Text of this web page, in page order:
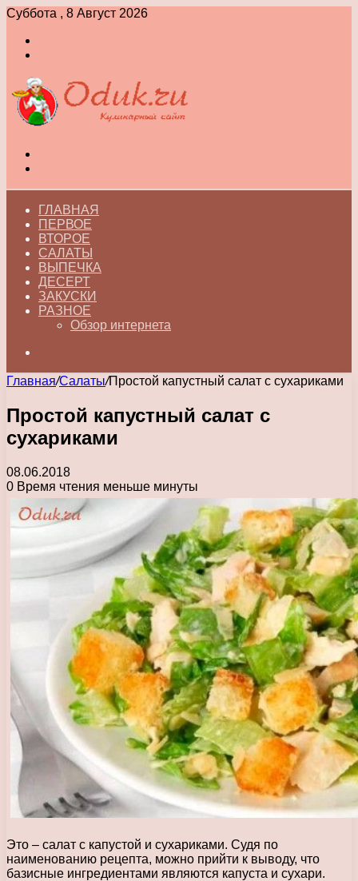
Суббота , 8 Август 2026
ГЛАВНАЯ
ПЕРВОЕ
ВТОРОЕ
САЛАТЫ
ВЫПЕЧКА
ДЕСЕРТ
ЗАКУСКИ
РАЗНОЕ
Обзор интернета
Главная/Салаты/Простой капустный салат с сухариками
Простой капустный салат с
сухариками
08.06.2018
0 Время чтения меньше минуты
Это – салат с капустой и сухариками. Судя по
наименованию рецепта, можно прийти к выводу, что
базисные ингредиентами являются капуста и сухари.